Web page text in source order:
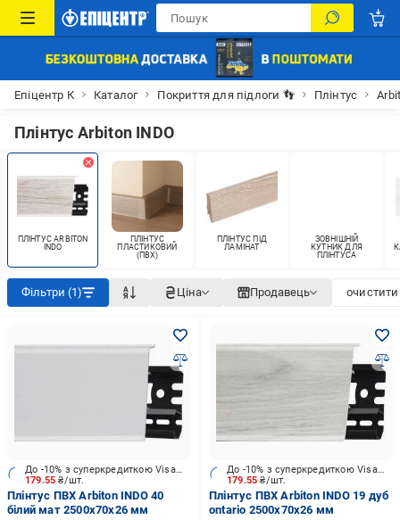
Епіцентр К Каталог Покриття для підлоги 👣 Плінтус
Плінтус Arbiton INDO
ПЛІНТУС ARBITON
INDO
ПЛІНТУС
ПЛАСТИКОВИЙ
(ПВХ)
ПЛІНТУС ПІД
ЛАМІНАТ
ЗОВНІШНІЙ
КУТНИК ДЛЯ
ПЛІНТУСА
Фільтри (1) Ціна Продавець очистити
179.55₴/шт.
До -10% з суперкредиткою Visa Вигода
Плінтус ПВХ Arbiton INDO 40
білий мат 2500х70x26 мм
179.55₴/шт.
До -10% з суперкредиткою Visa Вигода
Плінтус ПВХ Arbiton INDO 19 дуб
ontario 2500х70x26 мм